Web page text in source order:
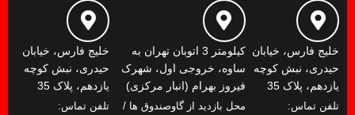
خلیج فارس، خیابان
حیدری، نبش کوچه
یازدهم، پلاک 35
تلفن تماس:
کیلومتر 3 اتوبان تهران به
ساوه، خروجی اول، شهرک
فیروز بهرام (انبار مرکزی)
محل بازدید از گاوصندوق ها /
خلیج فارس، خیابان
حیدری، نبش کوچه
یازدهم، پلاک 35
تلفن تماس: